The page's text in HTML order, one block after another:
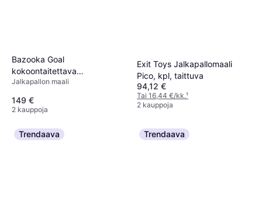
Bazooka Goal
kokoontaitettava
jalkapallomaali (065 0001)
Jalkapallon maali
149 €
2 kauppoja
Exit Toys Jalkapallomaali
Pico, kpl, taittuva
94,12 €
Tai 16,44 €/kk.¹
2 kauppoja
Trendaava Trendaava